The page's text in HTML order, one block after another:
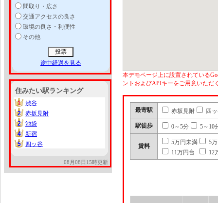
間取り・広さ
交通アクセスの良さ
環境の良さ・利便性
その他
途中経過を見る
住みたい駅ランキング
1
1
渋谷
2
2
赤坂見附
2
2
池袋
4
4
新宿
5
5 四ッ谷
08月08日15時更新
本デモページ上に設置されている
ントおよびAPIキーをご用意いただ
最寄駅 赤坂見附 四
駅徒歩 0～5分 5～10
賃料
5万円未満
5
11万円台
12